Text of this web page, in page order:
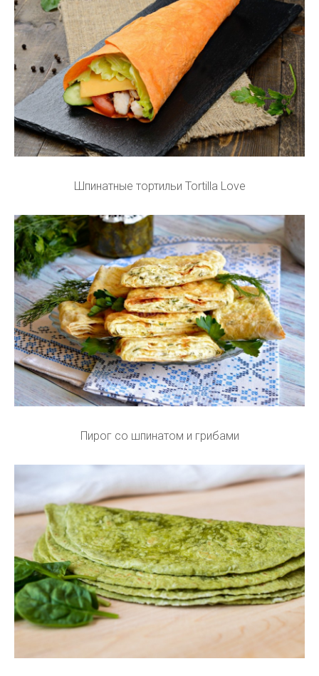
Шпинатные тортильи Tortilla Love
Пирог со шпинатом и грибами